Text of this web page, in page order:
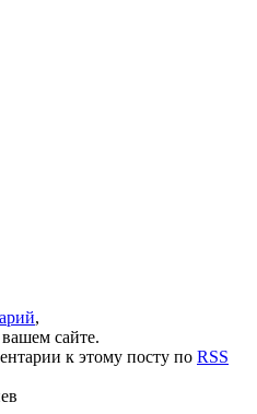
,
сайте.
к этому посту по RSS